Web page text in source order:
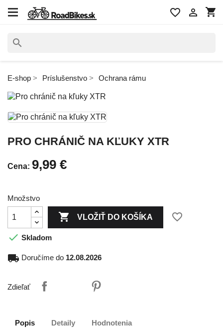
shopping_cart

favorite_border
search
E-shop Príslušenstvo Ochrana rámu
PRO CHRÁNIČ NA KĽUKY XTR
Cena: 9,99 €
Množstvo
 VLOŽIŤ DO KOŠÍKA
favorite_border
 Skladom
local_shipping Doručíme do 12.08.2026
Zdieľať
Popis Detaily Hodnotenia